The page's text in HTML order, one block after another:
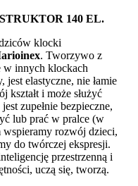
140 EL.
klocki
. Tworzywo z
w innych klockach
jest elastyczne, nie łamie
kształt i może służyć
zupełnie bezpieczne,
lub prać w pralce (w
rozwój dzieci,
do twórczej ekspresji.
przestrzenną i
uczą się, tworzą.